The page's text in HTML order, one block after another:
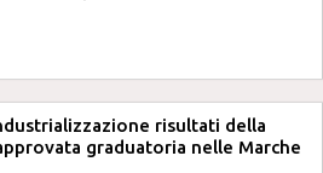
risultati della
graduatoria nelle Marche